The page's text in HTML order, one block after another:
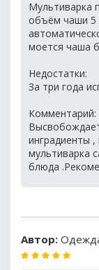
Мультиварка
объём чаши 5
моется чаша
Недостатки:
За три года
Комментарий:
инградиенты
мультиварка
блюда
Автор: